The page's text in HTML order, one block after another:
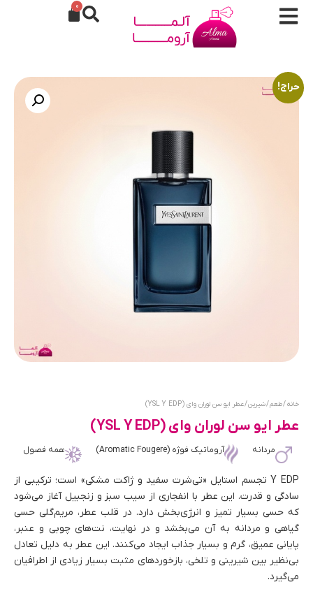
0
حراج!
خانه/طعم/شیرین/ عطر ایو سن لوران وای (YSL Y EDP)
عطر ایو سن لوران وای (YSL Y EDP)
مردانه آروماتیک فوژه (Aromatic Fougere) همه فصول
Y EDP تجسم استایل «تی‌شرت سفید و ژاکت مشکی» است؛ ترکیبی از
سادگی و قدرت. این عطر با انفجاری از سیب سبز و زنجبیل آغاز می‌شود
که حسی بسیار تمیز و انرژی‌بخش دارد. در قلب عطر، مریم‌گلی حسی
گیاهی و مردانه به آن می‌بخشد و در نهایت، نت‌های چوبی و عنبر،
پایانی عمیق، گرم و بسیار جذاب ایجاد می‌کنند. این عطر به دلیل تعادل
بی‌نظیر بین شیرینی و تلخی، بازخوردهای مثبت بسیار زیادی از اطرافیان
می‌گیرد.